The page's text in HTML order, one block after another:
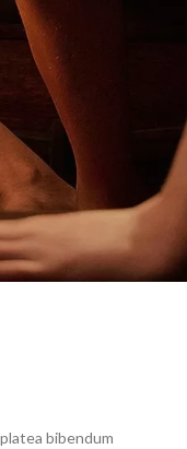
bibendum